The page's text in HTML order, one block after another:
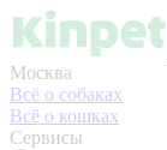
Москва
Всё о собаках
Всё о кошках
Сервисы